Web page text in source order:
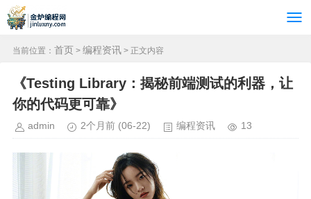
当前位置： 首页 > 编程资讯 > 正文内容
《Testing Library：揭秘前端测试的利器，让
你的代码更可靠》
admin 2个月前 (06-22) 编程资讯 13